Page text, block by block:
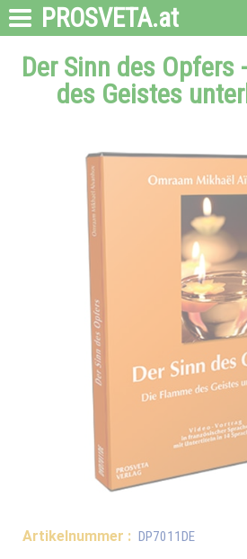
PROSVETA.at
Der Sinn des Opfers
des Geistes
Artikelnummer : DP7011DE